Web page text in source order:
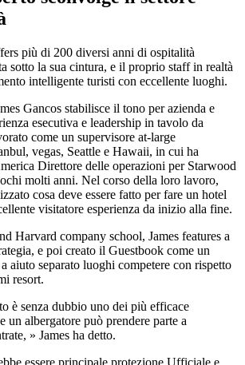
più di 200 diversi anni di ospitalità
sotto la sua cintura, e il proprio staff in realtà
intelligente turisti con eccellente luoghi.
Gancos stabilisce il tono per azienda e
esecutiva e leadership in tavolo da
come un supervisore at-large
vegas, Seattle e Hawaii, in cui ha
Direttore delle operazioni per Starwood
molti anni. Nel corso della loro lavoro,
cosa deve essere fatto per fare un hotel
visitatore esperienza da inizio alla fine.
Harvard company school, James features a
e poi creato il Guestbook come un
aiuto separato luoghi competere con rispetto
resort.
è senza dubbio uno dei più efficace
un albergatore può prendere parte a
» James ha detto.
essere principale protezione Ufficiale e